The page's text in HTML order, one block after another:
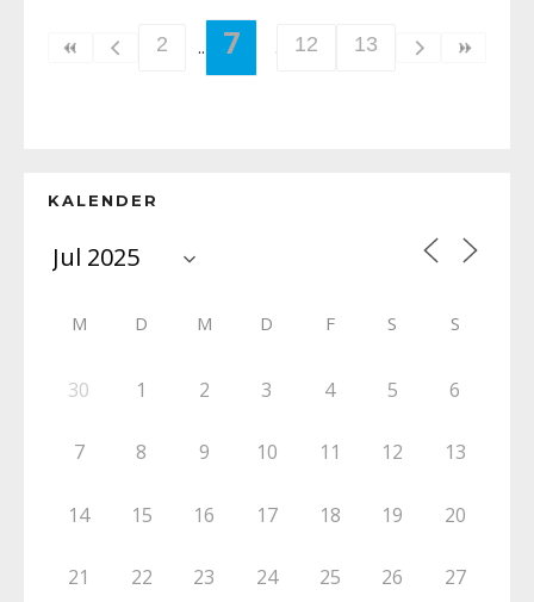
2 7 12 13
KALENDER
M D M D F S S
30 1 2 3 4 5 6
7 8 9 10 11 12 13
14 15 16 17 18 19 20
21 22 23 24 25 26 27